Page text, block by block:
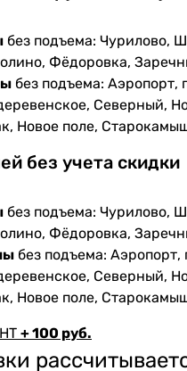
без подъема: Чурилово,
Фёдоровка,
без подъема:
Северный,
Новое поле,
без учета скидки
без подъема: Чурилово,
Фёдоровка,
без подъема:
Северный,
Новое поле,
+ 100 руб.